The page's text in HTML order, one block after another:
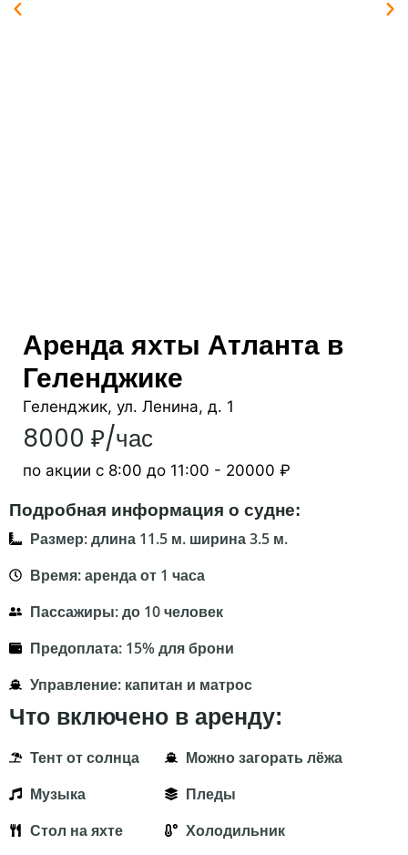
Аренда яхты Атланта в
Геленджике
Геленджик, ул. Ленина, д. 1
8000 ₽/час
по акции с 8:00 до 11:00 - 20000 ₽
Подробная информация о судне:
Размер: длина 11.5 м. ширина 3.5 м.
Время: аренда от 1 часа
Пассажиры: до 10 человек
Предоплата: 15% для брони
Управление: капитан и матрос
Что включено в аренду:
Тент от солнца
Музыка
Стол на яхте
Можно загорать лёжа
Пледы
Холодильник